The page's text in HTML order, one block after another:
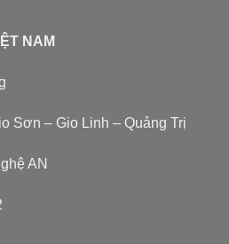
NAM
Sơn – Gio Linh – Quảng Trị
AN